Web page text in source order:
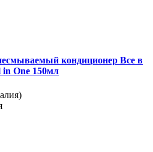
кондиционер Все в
One 150мл